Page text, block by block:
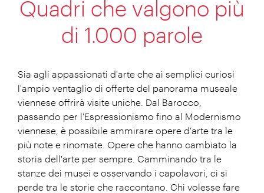
Quadri che valgono più
di 1.000 parole
Sia agli appassionati d'arte che ai semplici curiosi
l'ampio ventaglio di offerte del panorama museale
viennese offrirà visite uniche. Dal Barocco,
passando per l'Espressionismo fino al Modernismo
viennese, è possibile ammirare opere d'arte tra le
più note e rinomate. Opere che hanno cambiato la
storia dell'arte per sempre. Camminando tra le
stanze dei musei e osservando i capolavori, ci si
perde tra le storie che raccontano. Chi volesse fare